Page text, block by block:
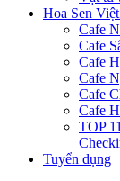
Hoa Sen
Cafe
Cafe
Cafe
Cafe
Cafe
Cafe
TOP
Tuyển dụng